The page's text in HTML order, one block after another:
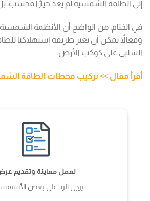
إلى الطاقة الشمسية لم يعد خيارًا فحسب،
في الختام، من الواضح أن الأنظمة
وفعالاً يمكن أن يغير طريقة استهلاكنا
السلبي على كوكب الأرض.
أقرأ مقال >> تركيب محطات الطاقة
لعمل معاينة وتقديم
يرجي الرد علي بعض